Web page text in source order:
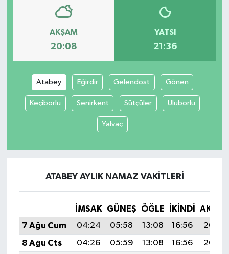
AKŞAM
20:08
YATSI
21:36
Atabey Eğirdir Gelendost Gönen
Keçiborlu Senirkent Sütçüler Uluborlu
Yalvaç
ATABEY AYLIK NAMAZ VAKITLERI
İMSAK GÜNEŞ ÖĞLE İKINDI
7 Ağu Cum
04:24 05:58 13:08 16:56
20:08
8 Ağu Cts
04:26 05:59 13:08 16:56
20:07